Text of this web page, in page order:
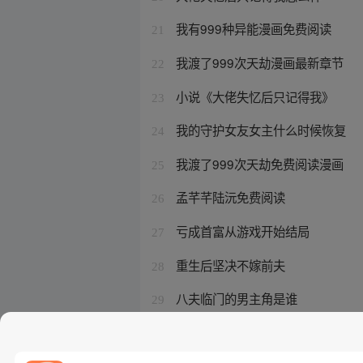
21 我有999种异能漫画免费阅读
22 我渡了999次天劫漫画最新章节
23 小说《大佬失忆后只记得我》
24 我的守护女友女主什么时候恢复
25 我渡了999次天劫免费阅读漫画
26 孟芊芊陆沅免费阅读
27 亏成首富从游戏开始结局
28 重生后坚决不嫁前夫
29 八夫临门的男主角是谁